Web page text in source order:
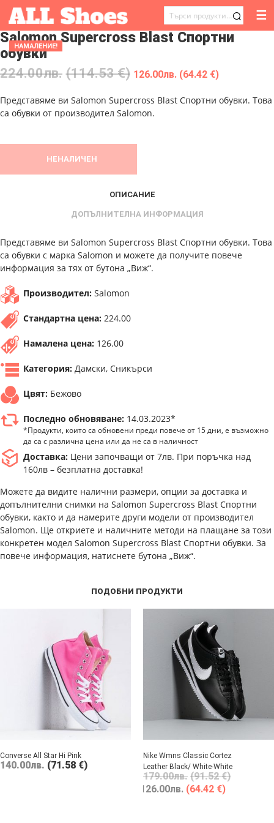
ТЪРСЕНЕ
ЗА:
☰
НАМАЛЕНИЕ!
Salomon Supercross Blast Спортни
обувки
224.00лв. (114.53 €) 126.00лв. (64.42 €)
Представяме ви Salomon Supercross Blast Спортни обувки. Това
са обувки от производител Salomon.
НЕНАЛИЧЕН
ОПИСАНИЕ
ДОПЪЛНИТЕЛНА ИНФОРМАЦИЯ
Представяме ви Salomon Supercross Blast Спортни обувки. Това
са обувки с марка Salomon и можете да получите повече
информация за тях от бутона „Виж“.
Производител: Salomon
Стандартна цена: 224.00
Намалена цена: 126.00
Категория: Дамски, Сникърси
Цвят: Бежово
Последно обновяване: 14.03.2023*
*Продукти, които са обновени преди повече от 15 дни, е възможно
да са с различна цена или да не са в наличност
Доставка: Цени започващи от 7лв. При поръчка над
160лв – безплатна доставка!
Можете да видите налични размери, опции за доставка и
допълнителни снимки на Salomon Supercross Blast Спортни
обувки, както и да намерите други модели от производител
Salomon. Ще откриете и наличните методи на плащане за този
конкретен модел Salomon Supercross Blast Спортни обувки. За
повече информация, натиснете бутона „Виж“.
ПОДОБНИ ПРОДУКТИ
Converse All Star Hi Pink
140.00лв. (71.58 €)
Nike Wmns Classic Cortez
Leather Black/ White-White
179.00лв. (91.52 €)
126.00лв. (64.42 €)